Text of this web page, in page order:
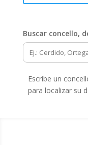
Buscar concello,
Escribe un
para localizar su